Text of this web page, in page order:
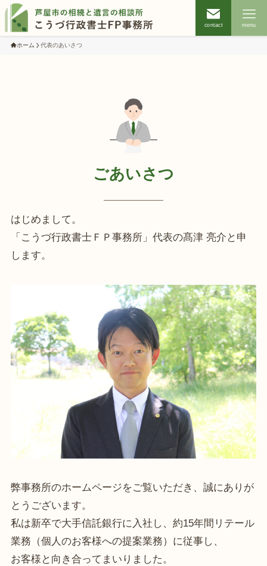
contact menu
ホーム 代表のあいさつ
ごあいさつ
はじめまして。
「こうづ行政書士ＦＰ事務所」代表の髙津 亮介と申
します。
弊事務所のホームページをご覧いただき、誠にありが
とうございます。
私は新卒で大手信託銀行に入社し、約15年間リテール
業務（個人のお客様への提案業務）に従事し、
お客様と向き合ってまいりました。